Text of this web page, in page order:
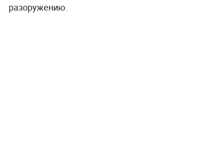
разоружению.